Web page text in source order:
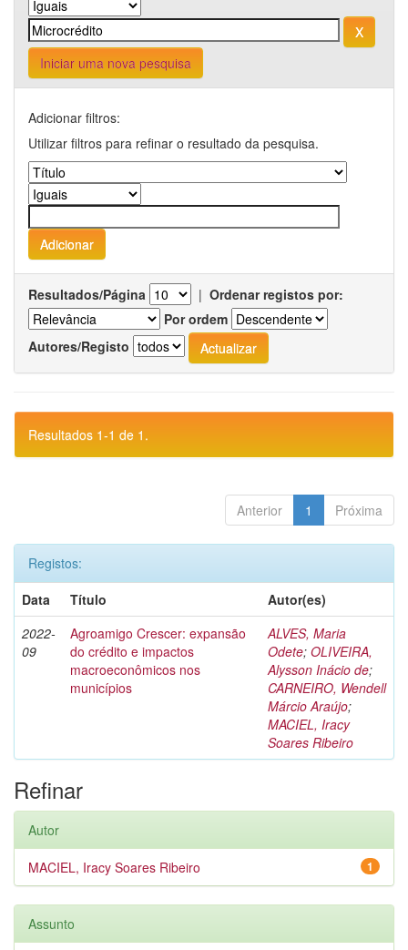
Iniciar uma nova pesquisa
Adicionar filtros:
Utilizar filtros para refinar o resultado da pesquisa.
Resultados/Página | Ordenar registos por:
Por ordem
Autores/Registo
Resultados 1-1 de 1.
Anterior 1 Próxima
Registos:
Data
Título
Autor(es)
2022-
09
Agroamigo Crescer: expansão
do crédito e impactos
macroeconômicos nos
municípios
ALVES, Maria
Odete; OLIVEIRA,
Alysson Inácio de;
CARNEIRO, Wendell
Márcio Araújo;
MACIEL, Iracy
Soares Ribeiro
Refinar
Autor
1
MACIEL, Iracy Soares Ribeiro
Assunto